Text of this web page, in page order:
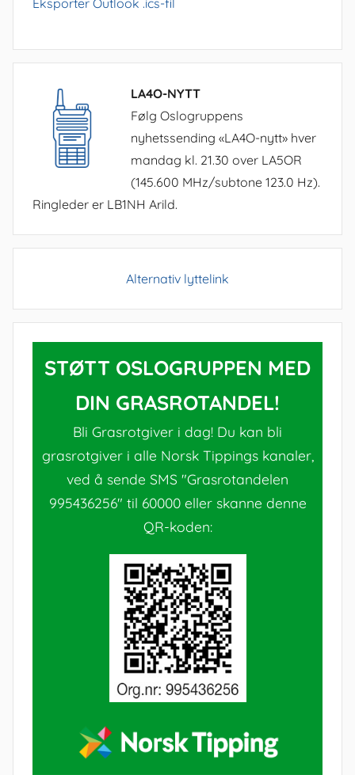
Eksporter Outlook .ics-fil
LA4O-NYTT
Følg Oslogruppens
nyhetssending «LA4O-nytt» hver
mandag kl. 21.30 over LA5OR
(145.600 MHz/subtone 123.0 Hz).
Ringleder er LB1NH Arild.
Alternativ lyttelink
STØTT OSLOGRUPPEN MED
DIN GRASROTANDEL!
Bli Grasrotgiver i dag! Du kan bli
grasrotgiver i alle Norsk Tippings kanaler,
ved å sende SMS "Grasrotandelen
995436256" til 60000 eller skanne denne
QR-koden: